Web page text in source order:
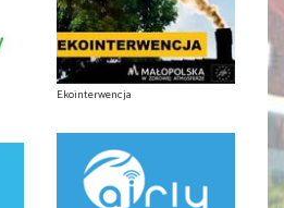
Ekointerwencja